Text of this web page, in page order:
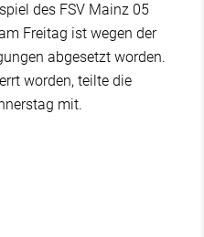
des FSV Mainz 05
Freitag ist wegen der
abgesetzt worden.
worden, teilte die
mit.